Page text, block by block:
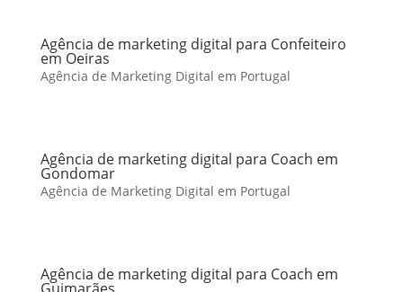
Agência de marketing digital para Confeiteiro
em Oeiras
Agência de Marketing Digital em Portugal
Agência de marketing digital para Coach em
Gondomar
Agência de Marketing Digital em Portugal
Agência de marketing digital para Coach em